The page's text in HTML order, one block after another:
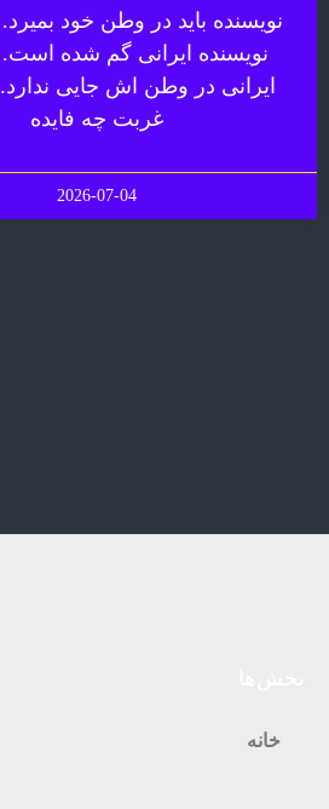
نویسنده باید در وطن خود
نویسنده ایرانی گم شده است.
ایرانی در وطن اش جایی
غربت چه فایده
2026-07-04
خانه